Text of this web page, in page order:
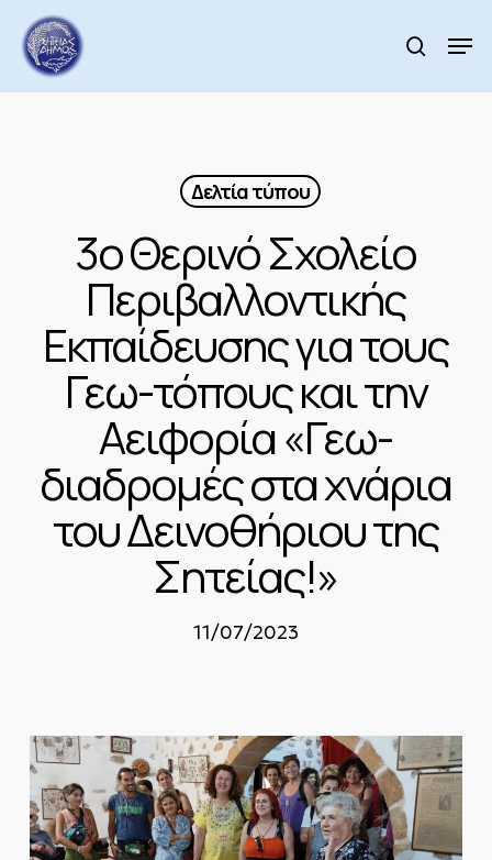
main
content
search
Δελτία τύπου
3ο Θερινό Σχολείο
Περιβαλλοντικής
Εκπαίδευσης για τους
Γεω-τόπους και την
Αειφορία «Γεω-
διαδρομές στα χνάρια
του Δεινοθήριου της
Σητείας!»
11/07/2023
Menu